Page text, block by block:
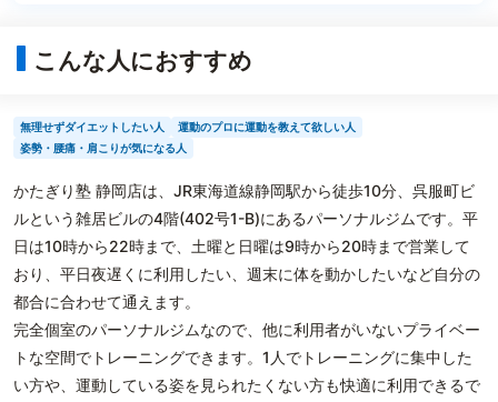
こんな人におすすめ
無理せずダイエットしたい人
運動のプロに運動を教えて欲しい人
姿勢・腰痛・肩こりが気になる人
かたぎり塾 静岡店は、JR東海道線静岡駅から徒歩10分、呉服町ビ
ルという雑居ビルの4階(402号1-B)にあるパーソナルジムです。平
日は10時から22時まで、土曜と日曜は9時から20時まで営業して
おり、平日夜遅くに利用したい、週末に体を動かしたいなど自分の
都合に合わせて通えます。
完全個室のパーソナルジムなので、他に利用者がいないプライベー
トな空間でトレーニングできます。1人でトレーニングに集中した
い方や、運動している姿を見られたくない方も快適に利用できるで